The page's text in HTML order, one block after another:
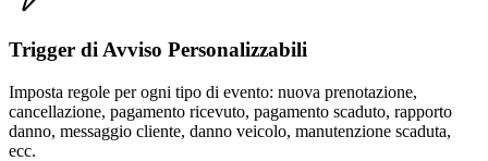
Trigger di Avviso Personalizzabili
Imposta regole per ogni tipo di evento: nuova prenotazione,
cancellazione, pagamento ricevuto, pagamento scaduto, rapporto
danno, messaggio cliente, danno veicolo, manutenzione scaduta,
ecc.